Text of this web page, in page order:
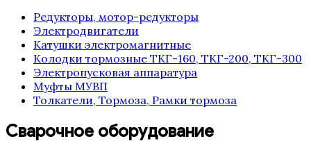
Редукторы, мотор-редукторы
Электродвигатели
Катушки электромагнитные
Колодки тормозные ТКГ-160, ТКГ-200, ТКГ-300
Электропусковая аппаратура
Муфты МУВП
Толкатели, Тормоза, Рамки тормоза
Сварочное оборудование